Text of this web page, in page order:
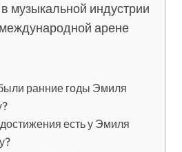
музыкальной индустрии
арене
ранние годы Эмиля
есть у Эмиля